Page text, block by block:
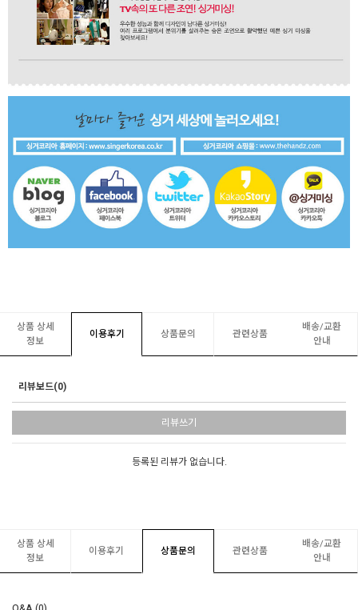
상품 상세
정보
이용후기 상품문의 관련상품
배송/교환
안내
리뷰보드(0)
리뷰쓰기
등록된 리뷰가 없습니다.
상품 상세
정보
이용후기 상품문의 관련상품
배송/교환
안내